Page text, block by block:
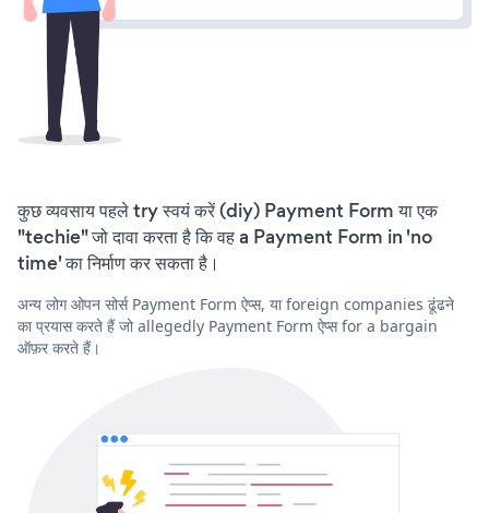
कुछ व्यवसाय पहले try स्वयं करें (diy) Payment Form या एक
"techie" जो दावा करता है कि वह a Payment Form in 'no
time' का निर्माण कर सकता है।
अन्य लोग ओपन सोर्स Payment Form ऐप्स, या foreign companies ढूंढने
का प्रयास करते हैं जो allegedly Payment Form ऐप्स for a bargain
ऑफ़र करते हैं।